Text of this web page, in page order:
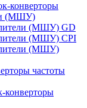
конверторы
(МШУ)
(МШУ) GD
(МШУ) CPI
(МШУ)
частоты